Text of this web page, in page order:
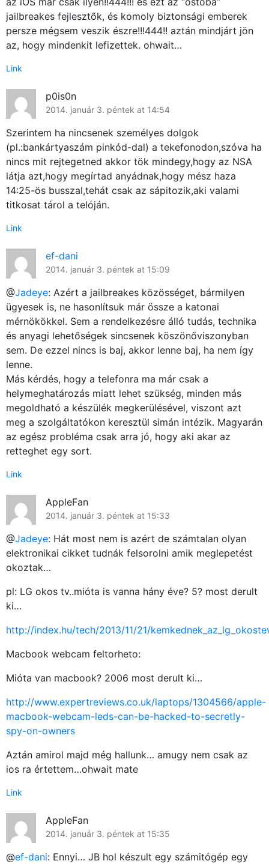
jailbreakes fejlesztők, és komoly biztonsági emberek
persze mégsem veszik észre!!!444!! aztán mindjárt jön
az, hogy mindenkit lefizettek. ohwait…
Link
p0is0n
2014. január 3. péntek at 14:54
Szerintem ha nincsenek személyes dolgok
(pl.:bankártyaszám pinkód-dal) a tekefonodon,szóva ha
nincs mit rejtegetned akkor tök mindegy,hogy az NSA
látja azt,hogy megírtad anyádnak,hogy mész haza
14:25-ös busszal,tehát csak az sápitozik,aki valami
titkosat tárol a telóján.
Link
ef-dani
2014. január 3. péntek at 15:09
@Jadeye: Azért a jailbreakes közösséget, bármilyen
ügyesek is, ne hasonlítsuk már össze a katonai
mérnökökkel. Sem a rendelkezésre álló tudás, technika
és anyagi lehetőségek sincsenek köszönőviszonyban
sem. De ezzel nincs is baj, akkor lenne baj, ha nem így
lenne.
Más kérdés, hogy a telefonra ma már csak a
helymeghatározás miatt lehet szükség, minden más
megoldható a készülék megkerülésével, viszont azt
meg a szolgáltatókon keresztül simán intézik. Magyarán
az egész probléma csak arra jó, hogy aki akar az
retteghet egy sort.
Link
AppleFan
2014. január 3. péntek at 15:33
@Jadeye: Hát most nem is azért de számtalan olyan
elektronikai cikket tudnák felsorolni amik meglepetést
okoztak…
pl: LG okos tv..mióta is vanna hány éve? 5? most derult
ki…
http://index.hu/tech/2013/11/21/
Macbook webcam feltorheto:
Mióta van macbook? 2006 most derult ki…
http://www.expertreviews.co.uk/laptops/1304566/apple-
macbook-webcam-leds-can-be-hacked-to-secretly-
spy-on-owners
Aztán amirol majd még hallunk… amugy nem csak az
ios ra értettem…ohwait mate
Link
AppleFan
2014. január 3. péntek at 15:35
@ef-dani: Ennyi… JB hol készult egy számitógép egy